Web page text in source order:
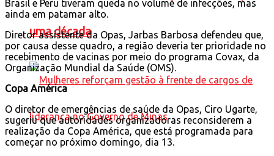
uma década
Brasil e Peru tiveram queda no volume de infecções, mas
ainda em patamar alto.
Diretor assistente da Opas, Jarbas Barbosa defendeu que,
por causa desse quadro, a região deveria ter prioridade no
recebimento de vacinas por meio do programa Covax, da
Organização Mundial da Saúde (OMS).
Copa América
O diretor de emergências de saúde da Opas, Ciro Ugarte,
sugeriu que autoridades organizadoras reconsiderem a
realização da Copa América, que está programada para
começar no próximo domingo, dia 13.